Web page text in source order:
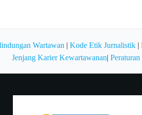
Wartawan | Kode Etik Jurnalistik |
Jenjang Karier Kewartawanan| Peraturan